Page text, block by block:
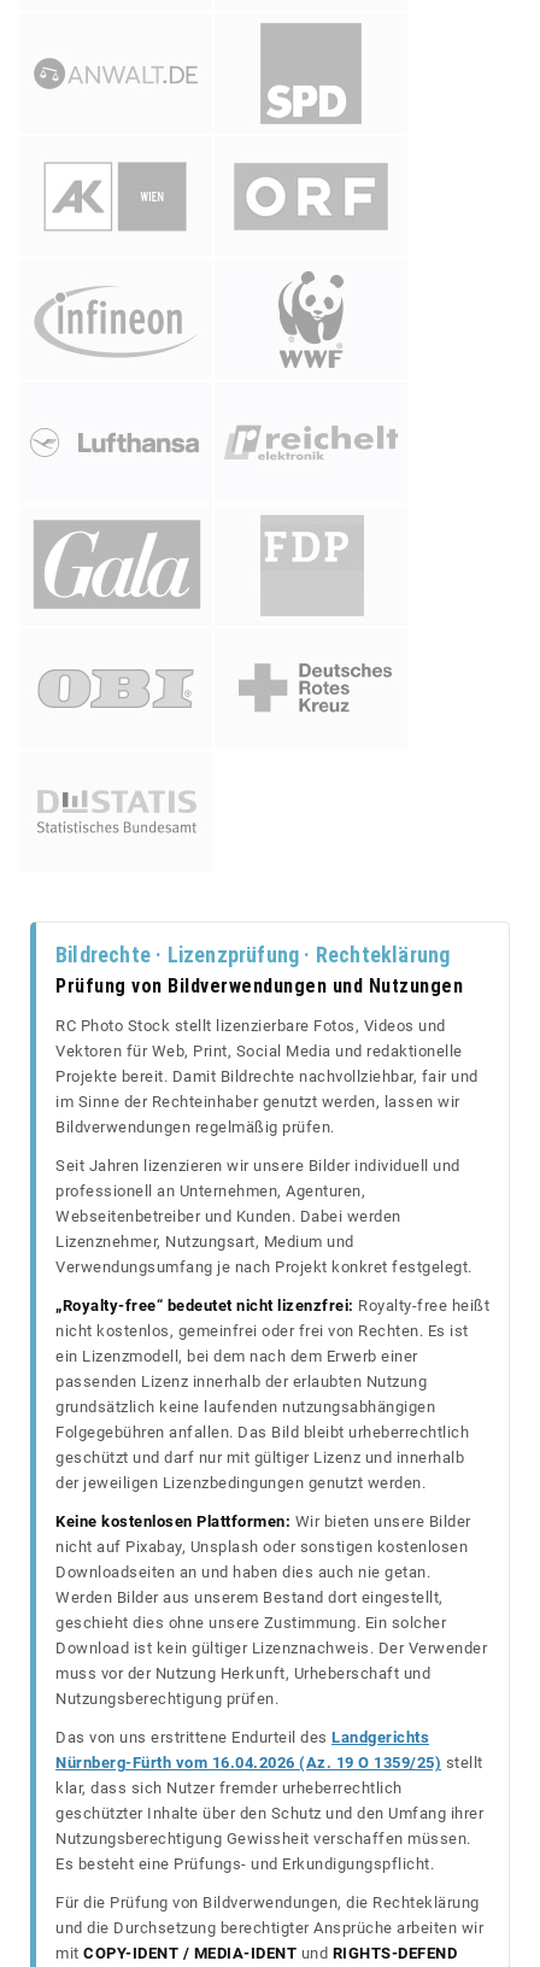
Bildrechte · Lizenzprüfung · Rechteklärung
Prüfung von Bildverwendungen und Nutzungen
RC Photo Stock stellt lizenzierbare Fotos, Videos und
Vektoren für Web, Print, Social Media und redaktionelle
Projekte bereit. Damit Bildrechte nachvollziehbar, fair und
im Sinne der Rechteinhaber genutzt werden, lassen wir
Bildverwendungen regelmäßig prüfen.
Seit Jahren lizenzieren wir unsere Bilder individuell und
professionell an Unternehmen, Agenturen,
Webseitenbetreiber und Kunden. Dabei werden
Lizenznehmer, Nutzungsart, Medium und
Verwendungsumfang je nach Projekt konkret festgelegt.
„Royalty-free“ bedeutet nicht lizenzfrei: Royalty-free heißt
nicht kostenlos, gemeinfrei oder frei von Rechten. Es ist
ein Lizenzmodell, bei dem nach dem Erwerb einer
passenden Lizenz innerhalb der erlaubten Nutzung
grundsätzlich keine laufenden nutzungsabhängigen
Folgegebühren anfallen. Das Bild bleibt urheberrechtlich
geschützt und darf nur mit gültiger Lizenz und innerhalb
der jeweiligen Lizenzbedingungen genutzt werden.
Keine kostenlosen Plattformen: Wir bieten unsere Bilder
nicht auf Pixabay, Unsplash oder sonstigen kostenlosen
Downloadseiten an und haben dies auch nie getan.
Werden Bilder aus unserem Bestand dort eingestellt,
geschieht dies ohne unsere Zustimmung. Ein solcher
Download ist kein gültiger Lizenznachweis. Der Verwender
muss vor der Nutzung Herkunft, Urheberschaft und
Nutzungsberechtigung prüfen.
Das von uns erstrittene Endurteil des Landgerichts
Nürnberg-Fürth vom 16.04.2026 (Az. 19 O 1359/25) stellt
klar, dass sich Nutzer fremder urheberrechtlich
geschützter Inhalte über den Schutz und den Umfang ihrer
Nutzungsberechtigung Gewissheit verschaffen müssen.
Es besteht eine Prüfungs- und Erkundigungspflicht.
Für die Prüfung von Bildverwendungen, die Rechteklärung
und die Durchsetzung berechtigter Ansprüche arbeiten wir
mit COPY-IDENT / MEDIA-IDENT und RIGHTS-DEFEND